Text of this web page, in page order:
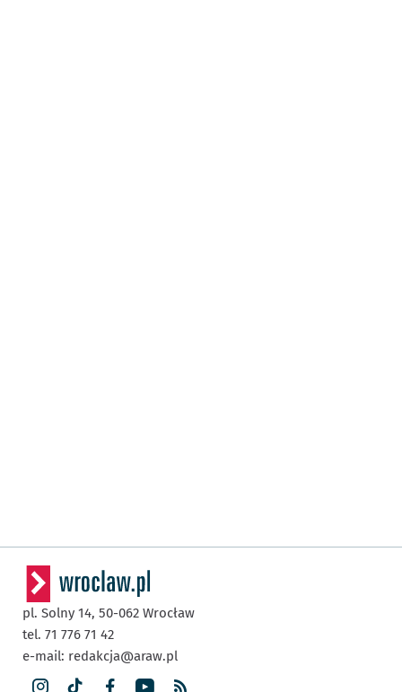
pl. Solny 14, 50-062 Wrocław
tel. 71 776 71 42
e-mail: redakcja@araw.pl